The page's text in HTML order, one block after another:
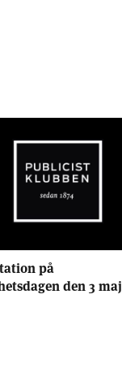
på
den 3 maj